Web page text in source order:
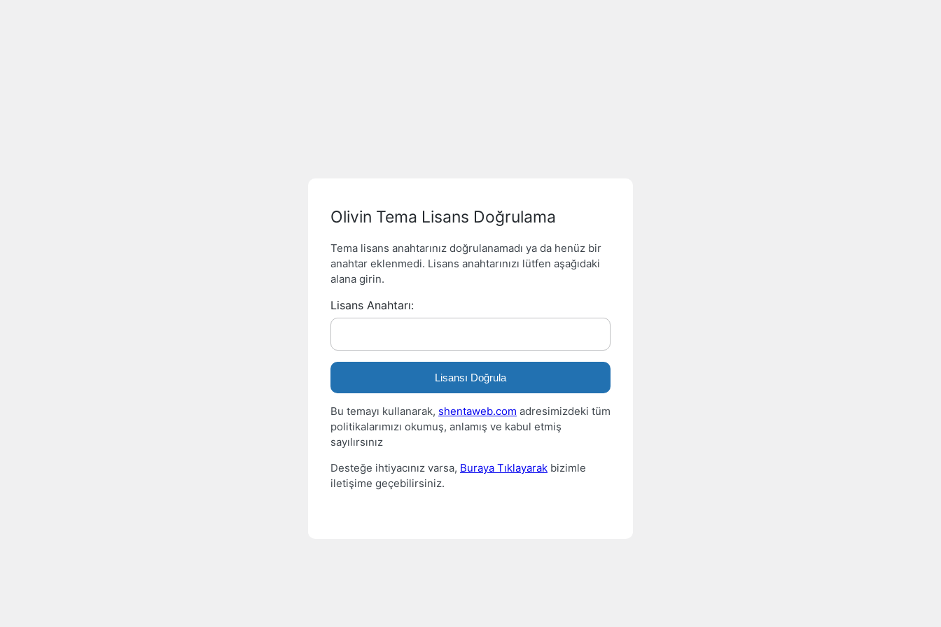
Olivin Tema Lisans Doğrulama
Tema lisans anahtarınız doğrulanamadı ya da henüz bir
anahtar eklenmedi. Lisans anahtarınızı lütfen aşağıdaki
alana girin.
Lisans Anahtarı:
Lisansı Doğrula
Bu temayı kullanarak, shentaweb.com adresimizdeki tüm
politikalarımızı okumuş, anlamış ve kabul etmiş
sayılırsınız
Desteğe ihtiyacınız varsa, Buraya Tıklayarak bizimle
iletişime geçebilirsiniz.